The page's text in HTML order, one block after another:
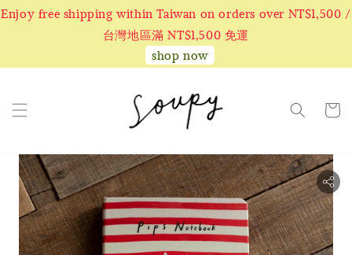
Enjoy free shipping within Taiwan on orders over NT$1,500 /
台灣地區滿 NT$1,500 免運
shop now